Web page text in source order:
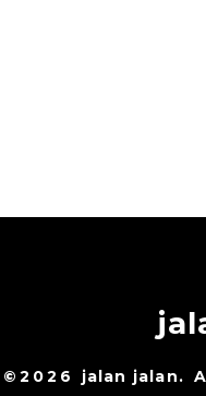
©2026 jalan jalan.